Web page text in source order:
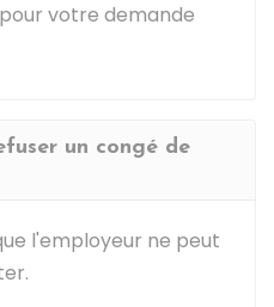
votre demande
un congé de
l'employeur ne peut